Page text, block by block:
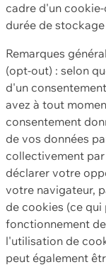
cadre d'un
durée de
Remarques
(opt-out) : selon
d'un
avez à tout
consentement
de vos données
collectivement
déclarer votre
votre navigateur,
de cookies (ce
fonctionnement
l'utilisation de
peut également